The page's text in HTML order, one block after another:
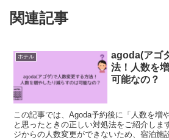
関連記事
ホテル
agoda(アゴ
法！人数を
可能なの？
この記事では、Agoda予約後に「人数を増
と思ったときの正しい対処法をご紹介します。 Agodaではマ
ジからの人数変更ができないため、宿泊施